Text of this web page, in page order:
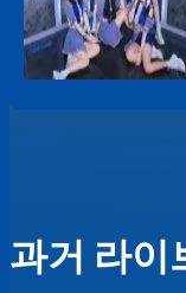
과거 라이